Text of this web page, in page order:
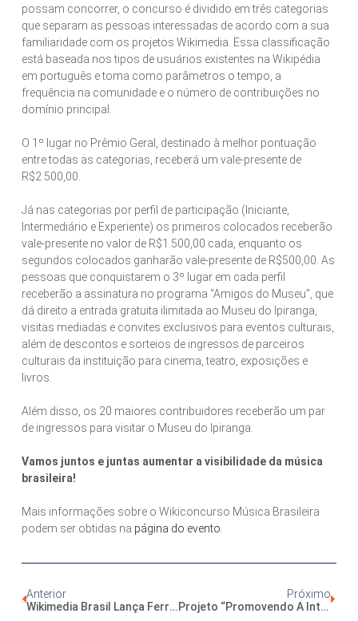
possam concorrer, o concurso é dividido em três categorias
que separam as pessoas interessadas de acordo com a sua
familiaridade com os projetos Wikimedia. Essa classificação
está baseada nos tipos de usuários existentes na Wikipédia
em português e toma como parâmetros o tempo, a
frequência na comunidade e o número de contribuições no
domínio principal.
O 1º lugar no Prêmio Geral, destinado à melhor pontuação
entre todas as categorias, receberá um vale-presente de
R$2.500,00.
Já nas categorias por perfil de participação (Iniciante,
Intermediário e Experiente) os primeiros colocados receberão
vale-presente no valor de R$1.500,00 cada, enquanto os
segundos colocados ganharão vale-presente de R$500,00. As
pessoas que conquistarem o 3º lugar em cada perfil
receberão a assinatura no programa “Amigos do Museu”, que
dá direito a entrada gratuita ilimitada ao Museu do Ipiranga,
visitas mediadas e convites exclusivos para eventos culturais,
além de descontos e sorteios de ingressos de parceiros
culturais da instituição para cinema, teatro, exposições e
livros.
Além disso, os 20 maiores contribuidores receberão um par
de ingressos para visitar o Museu do Ipiranga.
Vamos juntos e juntas aumentar a visibilidade da música
brasileira!
Mais informações sobre o Wikiconcurso Música Brasileira
podem ser obtidas na página do evento
Anterior
Wikimedia Brasil Lança Ferramenta Para Grupos De Pesquisa Na Wikiversidade
Próximo
Projeto “Promovendo A Integridade Da Informação Sobre Eventos Climáticos Extremos Com A Wikipédia E O Wikidata” É Aprovado Pela UNESCO